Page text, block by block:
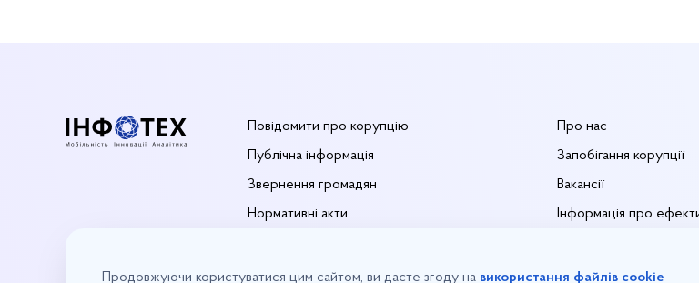
Повідомити про корупцію
Про нас
Публічна інформація
Запобігання корупції
Звернення громадян
Вакансії
Нормативні акти
Інформація про
Продовжуючи користуватися цим сайтом, ви даєте згоду на використання файлів cookie